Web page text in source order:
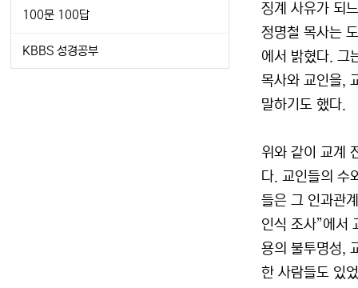
징계 사유가 되
정명철 목사는
에서 밝혔다. 그
목사와 교인을,
말하기도 했다.
위와 같이 교계
다. 교인들의 수
들은 그 인과관
인식 조사”에서
용의 불투명성,
한 사람들도 있
100문 100답
KBBS 성경공부